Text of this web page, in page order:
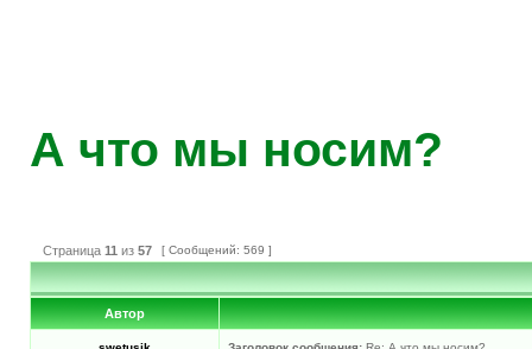
А что мы носим?
Страница 11 из 57 [ Сообщений: 569 ]
Автор